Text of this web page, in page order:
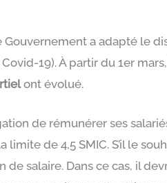
a adapté le
19). À partir du 1er
ont évolué.
de rémunérer ses
de 4,5 SMIC. S’il le
de salaire. Dans ce cas, il